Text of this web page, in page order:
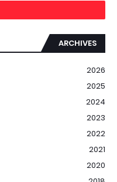
ARCHIVES
2026
2025
2024
2023
2022
2021
2020